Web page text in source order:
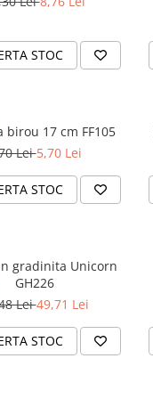
STOC
birou 17 cm FF105
Lei5,70 Lei
STOC
gradinita Unicorn
GH226
Lei49,71 Lei
STOC